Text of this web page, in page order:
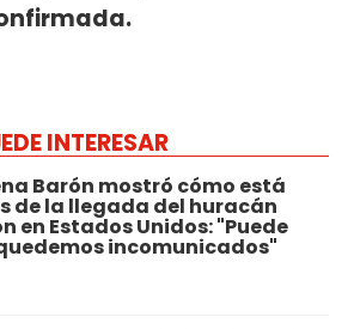
INTERESAR
Barón mostró cómo está
de la llegada del huracán
en Estados Unidos: "Puede
incomunicados"